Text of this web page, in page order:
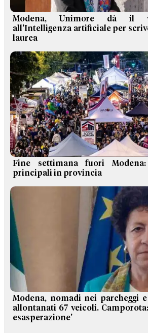
Modena, Unimore dà il
all'Intelligenza artificiale per
laurea
Fine settimana fuori
principali in provincia
Modena, nomadi nei parcheggi
allontanati 67 veicoli.
esasperazione'